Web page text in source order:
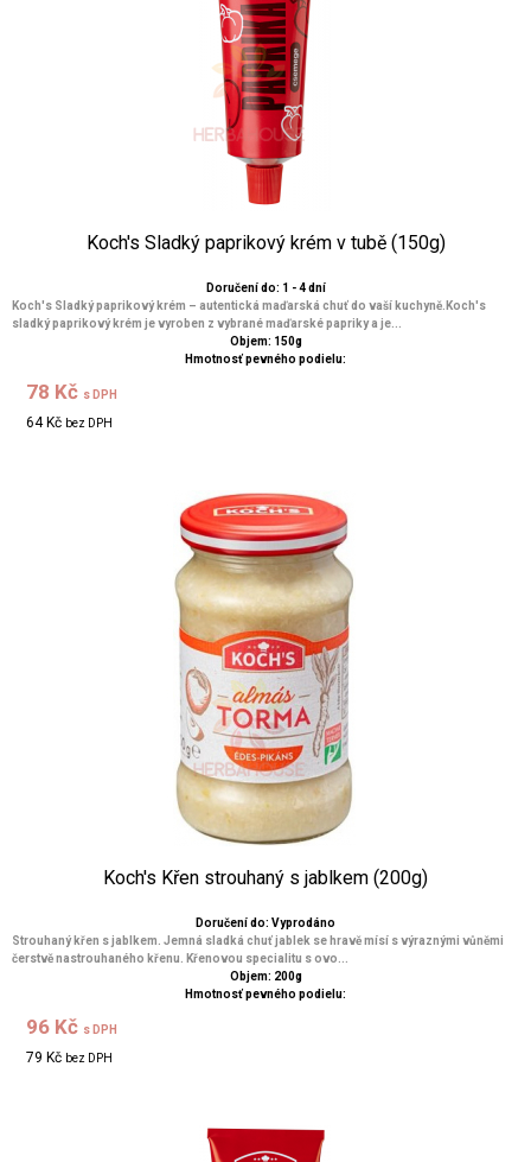
Koch's Sladký paprikový krém v tubě (150g)
Doručení do: 1 - 4 dní
Koch's Sladký paprikový krém – autentická maďarská chuť do vaší kuchyně.Koch's
sladký paprikový krém je vyroben z vybrané maďarské papriky a je...
Objem: 150g
Hmotnosť pevného podielu:
78 Kč s DPH
64 Kč bez DPH
Koch's Křen strouhaný s jablkem (200g)
Doručení do: Vyprodáno
Strouhaný křen s jablkem. Jemná sladká chuť jablek se hravě mísí s výraznými vůněmi
čerstvě nastrouhaného křenu. Křenovou specialitu s ovo...
Objem: 200g
Hmotnosť pevného podielu:
96 Kč s DPH
79 Kč bez DPH